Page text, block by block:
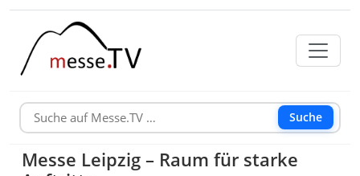
Suche
Messe Leipzig – Raum für starke